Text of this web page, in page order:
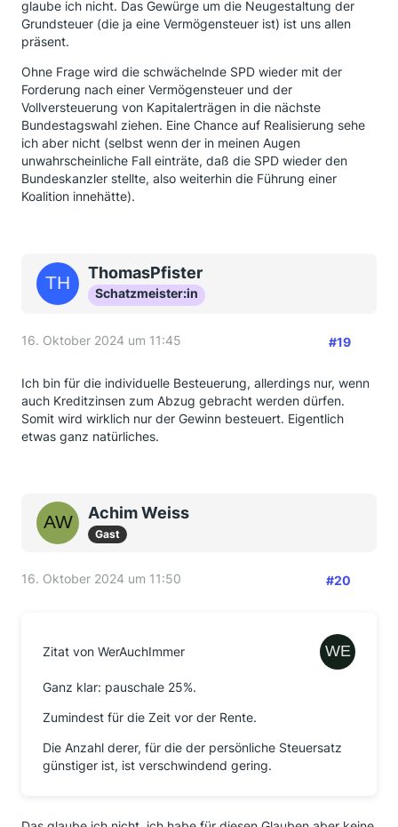
glaube ich nicht. Das Gewürge um die Neugestaltung der
Grundsteuer (die ja eine Vermögensteuer ist) ist uns allen
präsent.
Ohne Frage wird die schwächelnde SPD wieder mit der
Forderung nach einer Vermögensteuer und der
Vollversteuerung von Kapitalerträgen in die nächste
Bundestagswahl ziehen. Eine Chance auf Realisierung sehe
ich aber nicht (selbst wenn der in meinen Augen
unwahrscheinliche Fall einträte, daß die SPD wieder den
Bundeskanzler stellte, also weiterhin die Führung einer
Koalition innehätte).
ThomasPfister
Schatzmeister:in
16. Oktober 2024 um 11:45 #19
Ich bin für die individuelle Besteuerung, allerdings nur, wenn
auch Kreditzinsen zum Abzug gebracht werden dürfen.
Somit wird wirklich nur der Gewinn besteuert. Eigentlich
etwas ganz natürliches.
Achim Weiss
Gast
16. Oktober 2024 um 11:50 #20
Zitat von WerAuchImmer
Ganz klar: pauschale 25%.
Zumindest für die Zeit vor der Rente.
Die Anzahl derer, für die der persönliche Steuersatz
günstiger ist, ist verschwindend gering.